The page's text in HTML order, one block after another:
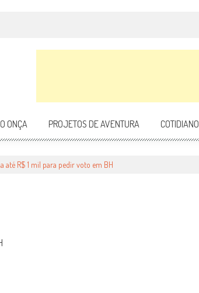
ONÇA PROJETOS DE AVENTURA COTIDIANO
até R$ 1 mil para pedir voto em BH
MIL PARA PEDIR VOTO EM BH